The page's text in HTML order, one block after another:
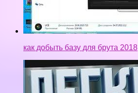
как добыть базу для брута 2018